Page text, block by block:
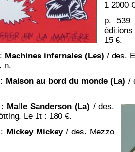
1 2000
p.
15 €.
Machines infernales (Les) / des.
n.
Maison au bord du monde (La) /
Malle Sanderson (La) / des.
Le 1t : 180 €.
Mickey Mickey/ des. Mezzo